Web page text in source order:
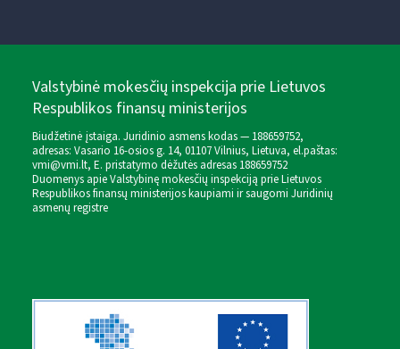
Valstybinė mokesčių inspekcija prie Lietuvos
Respublikos finansų ministerijos
Biudžetinė įstaiga. Juridinio asmens kodas — 188659752,
adresas: Vasario 16-osios g. 14, 01107 Vilnius, Lietuva, el.paštas:
vmi@vmi.lt, E. pristatymo dėžutės adresas 188659752
Duomenys apie Valstybinę mokesčių inspekciją prie Lietuvos
Respublikos finansų ministerijos kaupiami ir saugomi Juridinių
asmenų registre